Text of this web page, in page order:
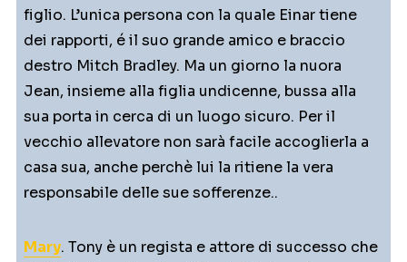
figlio. L’unica persona con la quale Einar tiene
dei rapporti, é il suo grande amico e braccio
destro Mitch Bradley. Ma un giorno la nuora
Jean, insieme alla figlia undicenne, bussa alla
sua porta in cerca di un luogo sicuro. Per il
vecchio allevatore non sarà facile accoglierla a
casa sua, anche perchè lui la ritiene la vera
responsabile delle sue sofferenze..
Mary. Tony è un regista e attore di successo che